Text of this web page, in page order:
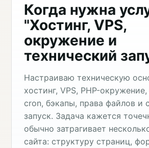
Когда нужна
"Хостинг, VPS,
окружение и
технический
Настраиваю техническую
хостинг, VPS, PHP-
cron, бэкапы, права файлов и
запуск. Задача кажется
обычно затрагивает
сайта: структуру страниц,